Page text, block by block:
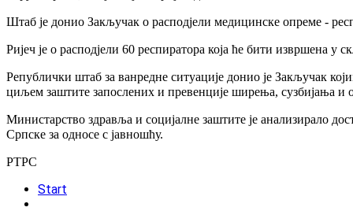
Штаб је донио Закључак о расподјели медицинске опреме -
Ријеч је о расподјели 60 респиратора која ће бити извршена у
Републички штаб за ванредне ситуације донио је Закључак
циљем заштите запослених и превенције ширења, сузбијања и
Министарство здравља и социјалне заштите је анализирало
Српске за односе с јавношћу.
РТРС
Start